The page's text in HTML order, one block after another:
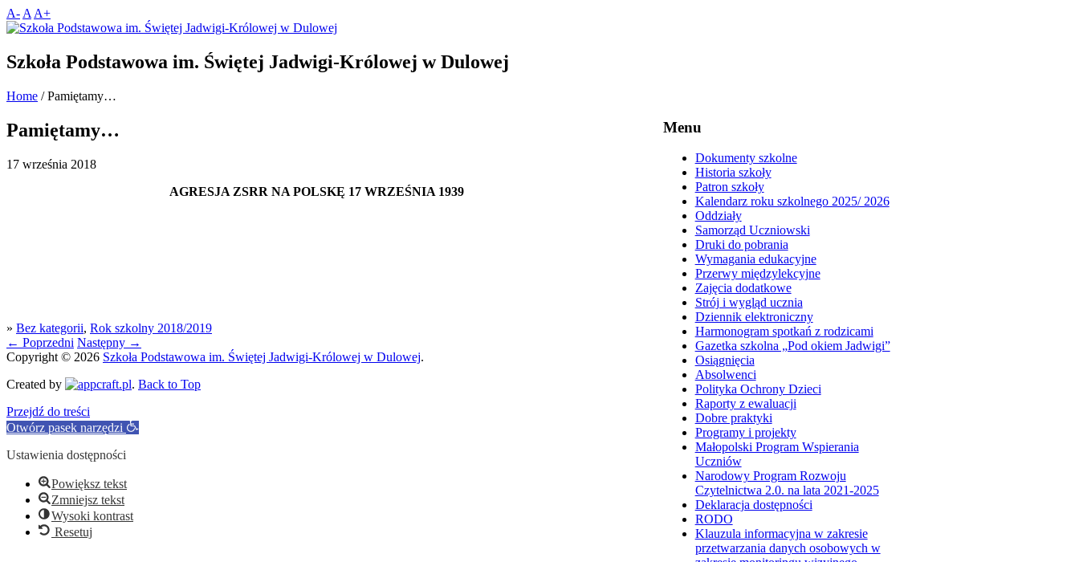
A- A A+
Szkoła Podstawowa im. Świętej Jadwigi-Królowej w Dulowej
Home / Pamiętamy…
Pamiętamy…
17 września 2018
AGRESJA ZSRR NA POLSKĘ 17 WRZEŚNIA 1939
» Bez kategorii, Rok szkolny 2018/2019
← Poprzedni Następny →
Menu
Dokumenty szkolne
Historia szkoły
Patron szkoły
Kalendarz roku szkolnego 2025/ 2026
Oddziały
Samorząd Uczniowski
Druki do pobrania
Wymagania edukacyjne
Przerwy międzylekcyjne
Zajęcia dodatkowe
Strój i wygląd ucznia
Dziennik elektroniczny
Harmonogram spotkań z rodzicami
Gazetka szkolna „Pod okiem Jadwigi”
Osiągnięcia
Absolwenci
Polityka Ochrony Dzieci
Raporty z ewaluacji
Dobre praktyki
Programy i projekty
Małopolski Program Wspierania
Uczniów
Narodowy Program Rozwoju
Czytelnictwa 2.0. na lata 2021-2025
Deklaracja dostępności
RODO
Klauzula informacyjna w zakresie
przetwarzania danych osobowych w
Copyright © 2026 Szkoła Podstawowa im. Świętej Jadwigi-Królowej w Dulowej.
Created by
. Back to Top
Przejdź do treści
Otwórz pasek narzędzi
Ustawienia dostępności
Powiększ tekst
Zmniejsz tekst
Wysoki kontrast
Resetuj